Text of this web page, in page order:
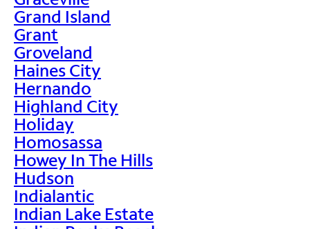
Grand Island
Grant
Groveland
Haines City
Hernando
Highland City
Holiday
Homosassa
Howey In The Hills
Hudson
Indialantic
Indian Lake Estate